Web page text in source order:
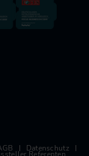
Datenschutz